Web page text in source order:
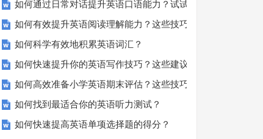
如何通过日常对话提升英语口语能力？试试这5个方法！
如何有效提升英语阅读理解能力？这些技巧让你事半功倍！
如何科学有效地积累英语词汇？
如何快速提升你的英语写作技巧？这些建议助你一臂之力
如何高效准备小学英语期末评估？这些技巧助你轻松过关！
如何找到最适合你的英语听力测试？
如何快速提高英语单项选择题的得分？